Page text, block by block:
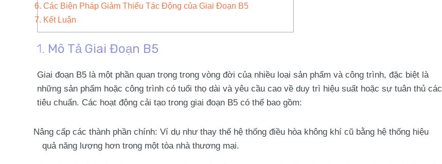
6. Các Biện Pháp Giảm Thiểu Tác Động của Giai Đoạn B5
7. Kết Luận
1. Mô Tả Giai Đoạn B5
Giai đoạn B5 là một phần quan trọng trong vòng đời của nhiều loại sản phẩm và công trình, đặc biệt là
những sản phẩm hoặc công trình có tuổi thọ dài và yêu cầu cao về duy trì hiệu suất hoặc sự tuân thủ các
tiêu chuẩn. Các hoạt động cải tạo trong giai đoạn B5 có thể bao gồm:
Nâng cấp các thành phần chính: Ví dụ như thay thế hệ thống điều hòa không khí cũ bằng hệ thống hiệu
quả năng lượng hơn trong một tòa nhà thương mại.